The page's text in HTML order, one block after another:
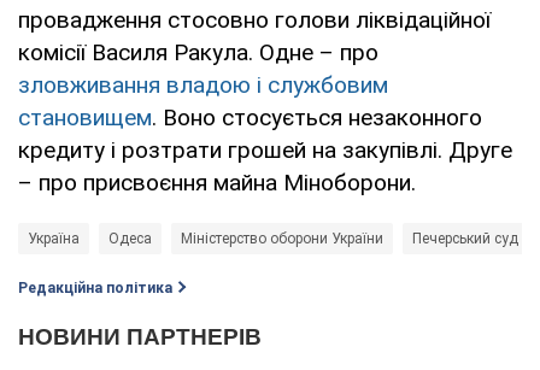
провадження стосовно голови ліквідаційної
комісії Василя Ракула. Одне – про
зловживання владою і службовим
становищем. Воно стосується незаконного
кредиту і розтрати грошей на закупівлі. Друге
– про присвоєння майна Міноборони.
Україна Одеса Міністерство оборони України Печерський суд
Редакційна політика